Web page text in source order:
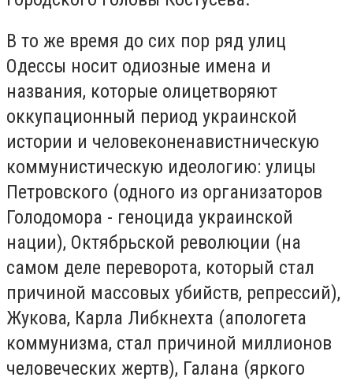
В то же время до сих пор ряд улиц
Одессы носит одиозные имена и
названия, которые олицетворяют
оккупационный период украинской
истории и человеконенавистническую
коммунистическую идеологию: улицы
Петровского (одного из организаторов
Голодомора - геноцида украинской
нации), Октябрьской революции (на
самом деле переворота, который стал
причиной массовых убийств, репрессий),
Жукова, Карла Либкнехта (апологета
коммунизма, стал причиной миллионов
человеческих жертв), Галана (яркого